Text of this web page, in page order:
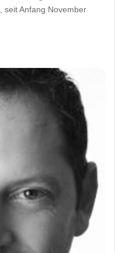
seit Anfang November